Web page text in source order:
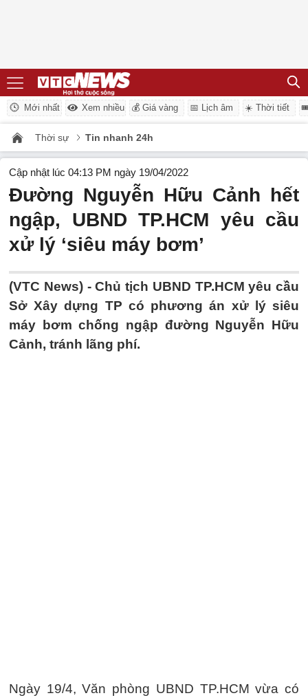
Mới nhất Xem nhiều 💰 Giá vàng 📅 Lịch âm ☀️ Thời tiết
Thời sự Tin nhanh 24h
Cập nhật lúc 04:13 PM ngày 19/04/2022
Đường Nguyễn Hữu Cảnh hết
ngập, UBND TP.HCM yêu cầu
xử lý ‘siêu máy bơm’
(VTC News) -Chủ tịch UBND TP.HCM yêu cầu
Sở Xây dựng TP có phương án xử lý siêu
máy bơm chống ngập đường Nguyễn Hữu
Cảnh, tránh lãng phí.
Ngày 19/4, Văn phòng UBND TP.HCM vừa có